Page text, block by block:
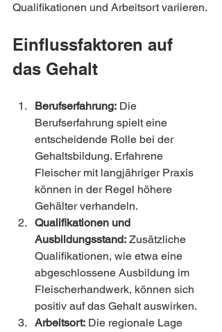
Qualifikationen und Arbeitsort variieren.
Einflussfaktoren auf
das Gehalt
Berufserfahrung: Die
Berufserfahrung spielt eine
entscheidende Rolle bei der
Gehaltsbildung. Erfahrene
Fleischer mit langjähriger Praxis
können in der Regel höhere
Gehälter verhandeln.
Qualifikationen und
Ausbildungsstand: Zusätzliche
Qualifikationen, wie etwa eine
abgeschlossene Ausbildung im
Fleischerhandwerk, können sich
positiv auf das Gehalt auswirken.
Arbeitsort: Die regionale Lage